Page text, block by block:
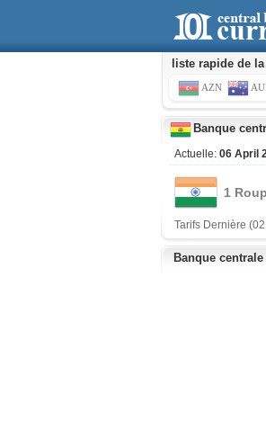
liste rapide de
AZN
Banque
Actuelle: 06 April
1
Tarifs Dernière
Banque